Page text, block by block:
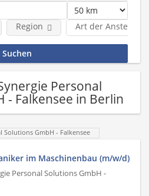
Art der Anstellung
Region
Personal
- Falkensee in Berlin
Solutions GmbH - Falkensee
im Maschinenbau (m/w/d)
Personal Solutions GmbH -